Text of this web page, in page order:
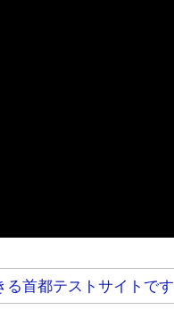
る首都テストサイトです